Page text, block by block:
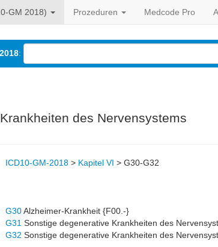
GM 2018) Prozeduren Medcode Pro
:
des Nervensystems
ICD10-GM-2018 > Kapitel VI > G30-G32
G30Alzheimer-Krankheit {F00.-}
G31 Sonstige degenerative Krankheiten des
G32 Sonstige degenerative Krankheiten des